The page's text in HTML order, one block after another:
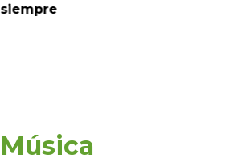
siempre
Música